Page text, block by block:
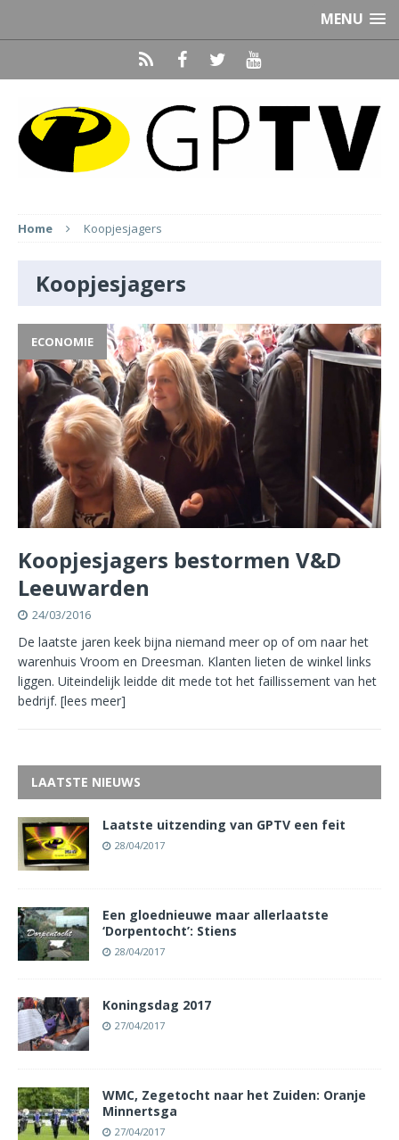
MENU
Home Koopjesjagers
Koopjesjagers
ECONOMIE
Koopjesjagers bestormen V&D
Leeuwarden
24/03/2016
De laatste jaren keek bijna niemand meer op of om naar het
warenhuis Vroom en Dreesman. Klanten lieten de winkel links
liggen. Uiteindelijk leidde dit mede tot het faillissement van het
bedrijf. [lees meer]
LAATSTE NIEUWS
Laatste uitzending van GPTV een feit
28/04/2017
Een gloednieuwe maar allerlaatste
‘Dorpentocht’: Stiens
28/04/2017
Koningsdag 2017
27/04/2017
WMC, Zegetocht naar het Zuiden: Oranje
Minnertsga
27/04/2017